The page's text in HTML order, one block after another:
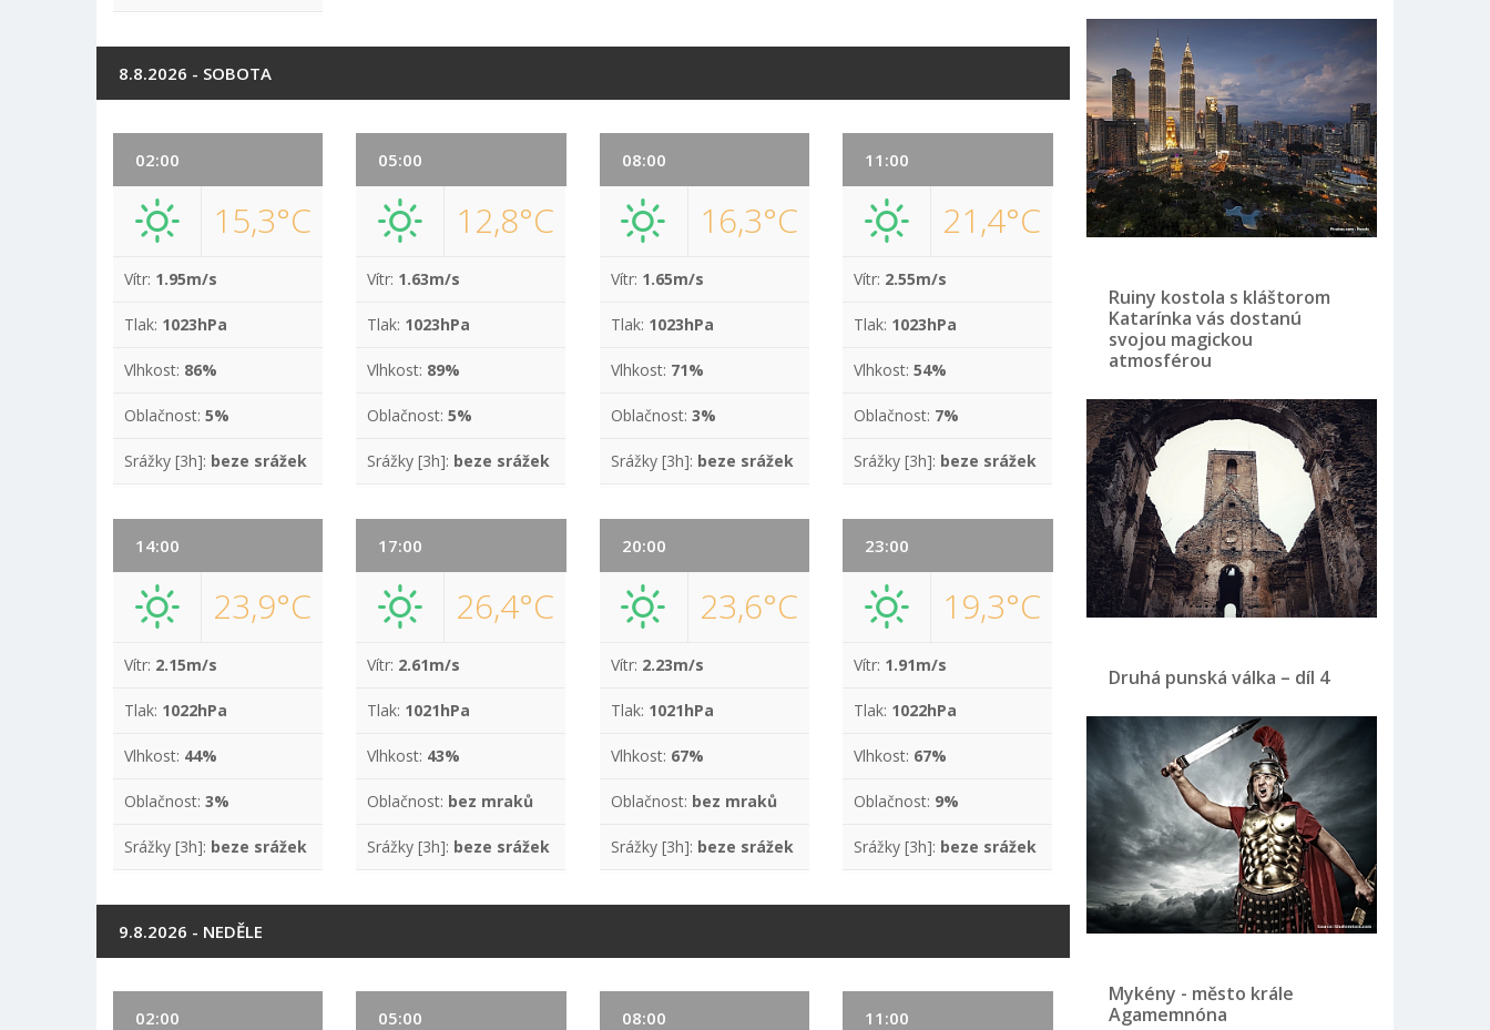
8.8.2026 - SOBOTA
02:00
15,3°C
Vítr: 1.95m/s
Tlak: 1023hPa
Vlhkost: 86%
Oblačnost: 5%
Srážky [3h]: beze srážek
05:00
12,8°C
Vítr: 1.63m/s
Tlak: 1023hPa
Vlhkost: 89%
Oblačnost:5%
Srážky [3h]: beze srážek
08:00
16,3°C
Vítr: 1.65m/s
Tlak: 1023hPa
Vlhkost: 71%
Oblačnost: 3%
Srážky [3h]: beze srážek
11:00
21,4°C
Vítr: 2.55m/s
Tlak: 1023hPa
Vlhkost:54%
Oblačnost: 7%
Srážky [3h]: beze srážek
14:00
23,9°C
Vítr: 2.15m/s
Tlak: 1022hPa
Vlhkost: 44%
Oblačnost: 3%
Srážky [3h]: beze srážek
17:00
26,4°C
Vítr: 2.61m/s
Tlak: 1021hPa
Vlhkost: 43%
Oblačnost: bez mraků
Srážky [3h]: beze srážek
20:00
23,6°C
Vítr: 2.23m/s
Tlak: 1021hPa
Vlhkost: 67%
Oblačnost: bez mraků
Srážky [3h]: beze srážek
23:00
19,3°C
Vítr: 1.91m/s
Tlak: 1022hPa
Vlhkost: 67%
Oblačnost: 9%
Srážky [3h]: beze srážek
9.8.2026 - NEDĚLE
02:00 05:00 08:00 11:00
Ruiny kostola s kláštorom
Katarínka vás dostanú
svojou magickou
atmosférou
Druhá punská válka – díl 4
Mykény - město krále
Agamemnóna